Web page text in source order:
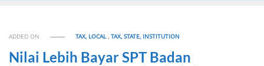
ADDED ON TAX, LOCAL,TAX, STATE, INSTITUTION
Nilai Lebih Bayar SPT Badan